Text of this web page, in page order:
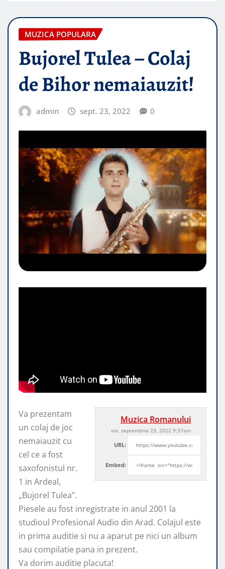
MUZICA POPULARA
Bujorel Tulea – Colaj
de Bihor nemaiauzit!
admin sept. 23, 2022 0
Muzica Romanului
vin, septembrie 23, 2022 9:37am
URL:
Embed:
Va prezentam
un colaj de joc
nemaiauzit cu
cel ce a fost
saxofonistul nr.
1 in Ardeal,
„Bujorel Tulea”.
Piesele au fost inregistrate in anul 2001 la
studioul Profesional Audio din Arad. Colajul este
in prima auditie si nu a aparut pe nici un album
sau compilatie pana in prezent.
Va dorim auditie placuta!